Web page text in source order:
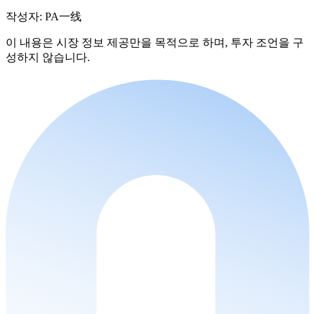
작성자: PA一线
이 내용은 시장 정보 제공만을 목적으로 하며, 투자 조언을 구
성하지 않습니다.